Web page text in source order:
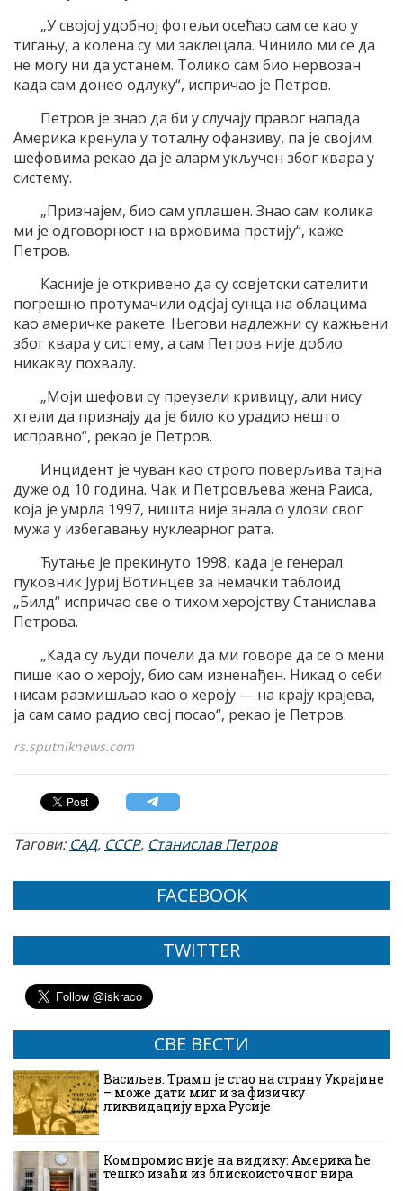
„У својој удобној фотељи осећао сам се као у
тигању, а колена су ми заклецала. Чинило ми се да
не могу ни да устанем. Толико сам био нервозан
када сам донео одлуку“, испричао је Петров.
Петров је знао да би у случају правог напада
Америка кренула у тоталну офанзиву, па је својим
шефовима рекао да је аларм укључен због квара у
систему.
„Признајем, био сам уплашен. Знао сам колика
ми је одговорност на врховима прстију“, каже
Петров.
Касније је откривено да су совјетски сателити
погрешно протумачили одсјај сунца на облацима
као америчке ракете. Његови надлежни су кажњени
због квара у систему, а сам Петров није добио
никакву похвалу.
„Моји шефови су преузели кривицу, али нису
хтели да признају да је било ко урадио нешто
исправно“, рекао је Петров.
Инцидент је чуван као строго поверљива тајна
дуже од 10 година. Чак и Петровљева жена Раиса,
која је умрла 1997, ништа није знала о улози свог
мужа у избегавању нуклеарног рата.
Ћутање је прекинуто 1998, када је генерал
пуковник Јуриј Вотинцев за немачки таблоид
„Билд“ испричао све о тихом херојству Станислава
Петрова.
„Када су људи почели да ми говоре да се о мени
пише као о хероју, био сам изненађен. Никад о себи
нисам размишљао као о хероју — на крају крајева,
ја сам само радио свој посао“, рекао је Петров.
rs.sputniknews.com
Тагови: САД, СССР, Станислав Петров
FACEBOOK
TWITTER
СВЕ ВЕСТИ
Васиљев: Трамп је стао на страну Украјине
– може дати миг и за физичку
ликвидацију врха Русије
Компромис није на видику: Америка ће
тешко изаћи из блискоисточног вира